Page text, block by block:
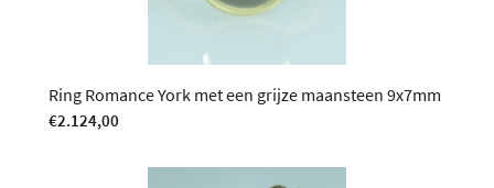
Ring Romance York met een grijze maansteen 9x7mm
€2.124,00